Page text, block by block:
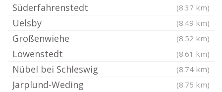
Süderfahrenstedt (8.37 km)
Uelsby (8.49 km)
Großenwiehe (8.52 km)
Löwenstedt (8.61 km)
Nübel bei Schleswig (8.74 km)
Jarplund-Weding (8.75 km)